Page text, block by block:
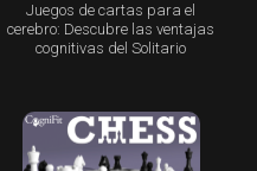
Juegos de cartas para el
cerebro: Descubre las ventajas
cognitivas del Solitario